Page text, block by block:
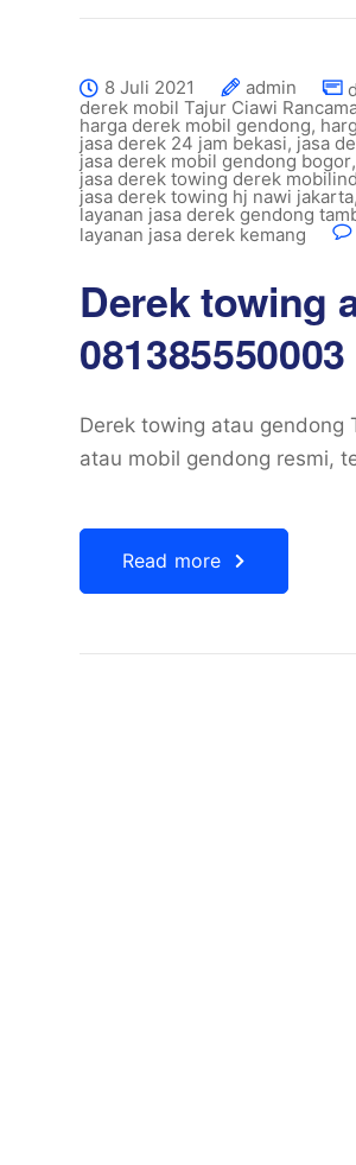
8 Juli 2021 admin
derek mobil Tajur Ciawi
harga derek mobil gendong,
jasa derek 24 jam bekasi, jasa
jasa derek mobil gendong bogor,
jasa derek towing derek
jasa derek towing hj nawi jakarta,
layanan jasa derek gendong
layanan jasa derek kemang
Derek towing
081385550003
Derek towing atau gendong
atau mobil gendong resmi,
Read more